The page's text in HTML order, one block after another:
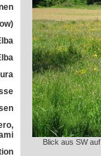
Blick aus SW